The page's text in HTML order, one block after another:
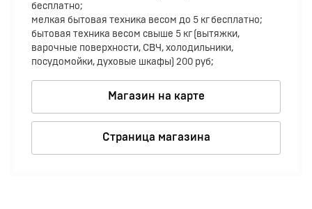
бесплатно;
мелкая бытовая техника весом до 5 кг бесплатно;
бытовая техника весом свыше 5 кг (вытяжки,
варочные поверхности, СВЧ, холодильники,
посудомойки, духовые шкафы) 200 руб;
Магазин на карте
Страница магазина